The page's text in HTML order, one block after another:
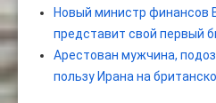
Новый министр финансов
представит свой первый
Арестован мужчина,
пользу Ирана на